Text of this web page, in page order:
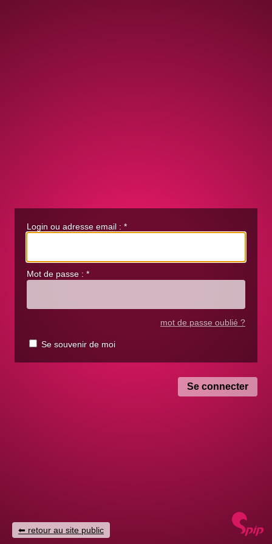
Login ou adresse email : *
Mot de passe : *
mot de passe oublié ?
Se souvenir de moi
retour au site public